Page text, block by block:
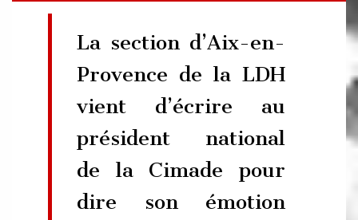
La section d’Aix-en-
Provence de la LDH
vient d’écrire au
président national
de la Cimade pour
dire son émotion